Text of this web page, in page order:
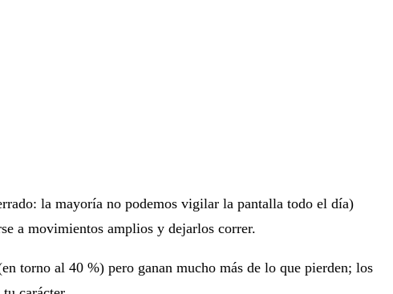
la mayoría no podemos vigilar la pantalla todo el día)
a movimientos amplios y dejarlos correr.
torno al 40 %) pero ganan mucho más de lo que pierden; los